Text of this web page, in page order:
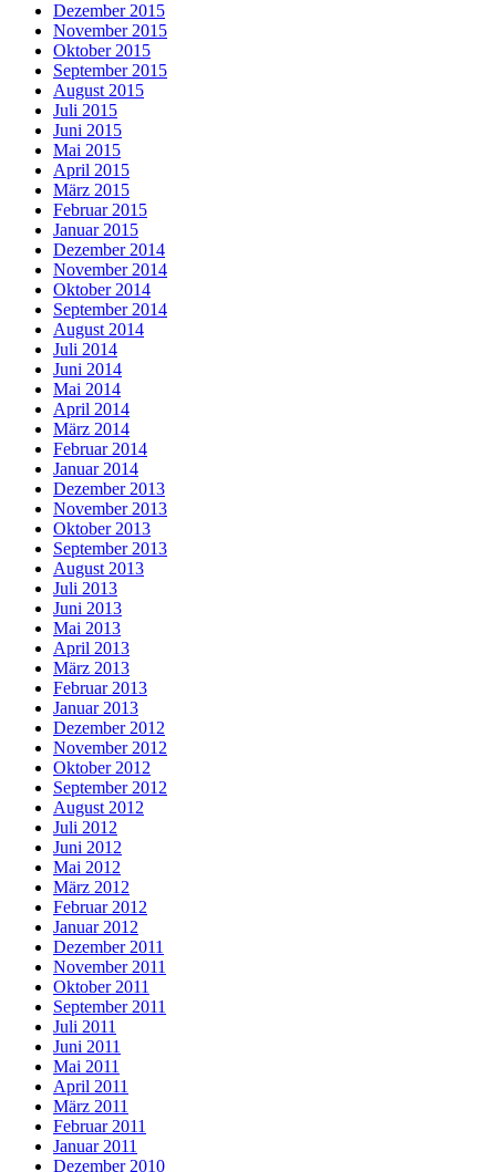
Dezember 2015
November 2015
Oktober 2015
September 2015
August 2015
Juli 2015
Juni 2015
Mai 2015
April 2015
März 2015
Februar 2015
Januar 2015
Dezember 2014
November 2014
Oktober 2014
September 2014
August 2014
Juli 2014
Juni 2014
Mai 2014
April 2014
März 2014
Februar 2014
Januar 2014
Dezember 2013
November 2013
Oktober 2013
September 2013
August 2013
Juli 2013
Juni 2013
Mai 2013
April 2013
März 2013
Februar 2013
Januar 2013
Dezember 2012
November 2012
Oktober 2012
September 2012
August 2012
Juli 2012
Juni 2012
Mai 2012
März 2012
Februar 2012
Januar 2012
Dezember 2011
November 2011
Oktober 2011
September 2011
Juli 2011
Juni 2011
Mai 2011
April 2011
März 2011
Februar 2011
Januar 2011
Dezember 2010